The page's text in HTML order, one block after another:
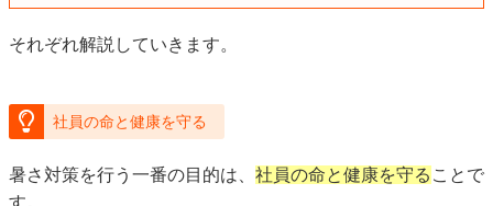
それぞれ解説していきます。
社員の命と健康を守る
暑さ対策を行う一番の目的は、 社員の命と健康を守る ことで
す。